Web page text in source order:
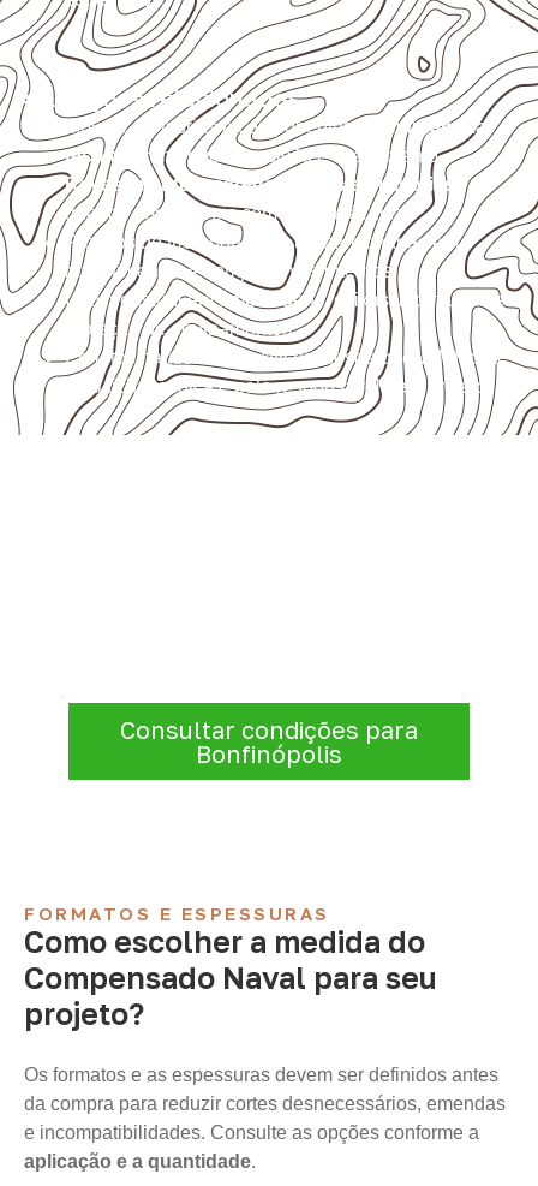
Aplicações relacionadas
Móveis, divisórias e componentes de
marcenaria
técnica
, conforme exposição e acabamento.
Revestimentos, paredes, pisos e divisórias
quando compatíveis com a ficha técnica.
Projetos de transporte que utilizam chapas em
revestimentos e componentes internos.
Uso industrial em embalagens, caixas, montagem e
proteção de equipamentos.
Projetos náuticos específicos, desde que validados
pela ficha técnica e pelo responsável pelo projeto.
Consultar condições para
Bonfinópolis
FORMATOS E ESPESSURAS
Como escolher a medida do
Compensado Naval para seu
projeto?
Os formatos e as espessuras devem ser definidos antes
da compra para reduzir cortes desnecessários, emendas
e incompatibilidades. Consulte as opções conforme a
aplicação e a quantidade.